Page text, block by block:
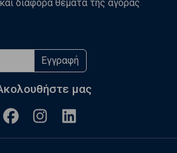
διάφορα θέματα της αγοράς
Εγγραφή
μας